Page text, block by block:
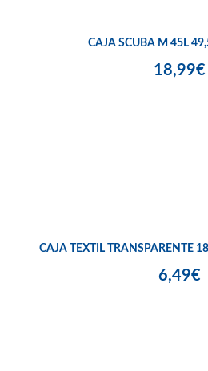
CAJA SCUBA M 45L
18,99€
CAJA TEXTIL TRANSPARENTE
6,49€